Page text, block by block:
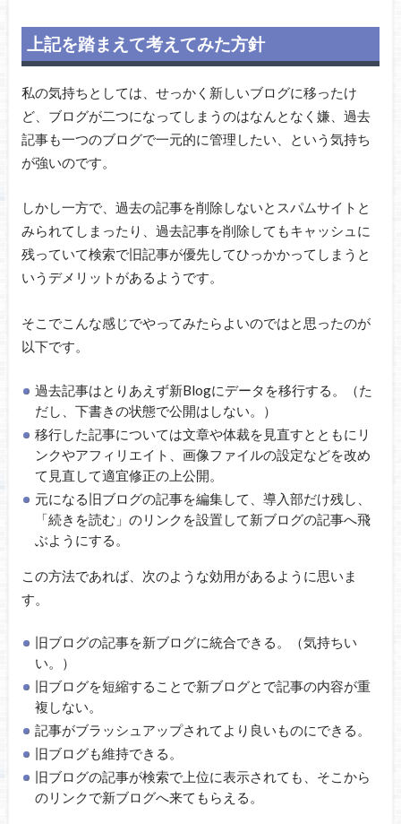
上記を踏まえて考えてみた方針
私の気持ちとしては、せっかく新しいブログに移ったけ
ど、ブログが二つになってしまうのはなんとなく嫌、過去
記事も一つのブログで一元的に管理したい、という気持ち
が強いのです。
しかし一方で、過去の記事を削除しないとスパムサイトと
みられてしまったり、過去記事を削除してもキャッシュに
残っていて検索で旧記事が優先してひっかかってしまうと
いうデメリットがあるようです。
そこでこんな感じでやってみたらよいのではと思ったのが
以下です。
過去記事はとりあえず新Blogにデータを移行する。（た
だし、下書きの状態で公開はしない。）
移行した記事については文章や体裁を見直すとともにリ
ンクやアフィリエイト、画像ファイルの設定などを改め
て見直して適宜修正の上公開。
元になる旧ブログの記事を編集して、導入部だけ残し、
「続きを読む」のリンクを設置して新ブログの記事へ飛
ぶようにする。
この方法であれば、次のような効用があるように思いま
す。
旧ブログの記事を新ブログに統合できる。（気持ちい
い。）
旧ブログを短縮することで新ブログとで記事の内容が重
複しない。
記事がブラッシュアップされてより良いものにできる。
旧ブログも維持できる。
旧ブログの記事が検索で上位に表示されても、そこから
のリンクで新ブログへ来てもらえる。